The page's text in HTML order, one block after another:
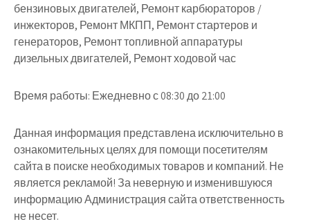
бензиновых двигателей, Ремонт карбюраторов /
инжекторов, Ремонт МКПП, Ремонт стартеров и
генераторов, Ремонт топливной аппаратуры
дизельных двигателей, Ремонт ходовой час
Время работы: Ежедневно с 08:30 до 21:00
Данная информация представлена исключительно в
ознакомительных целях для помощи посетителям
сайта в поиске необходимых товаров и компаний. Не
является рекламой! За неверную и изменившуюся
информацию Администрация сайта ответственность
не несет.